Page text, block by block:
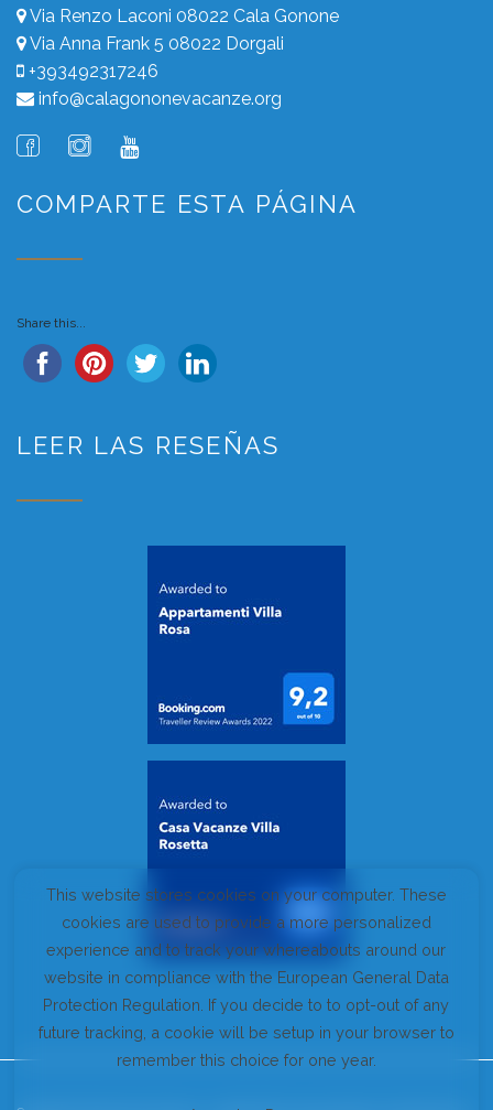
Via Renzo Laconi 08022 Cala Gonone
Via Anna Frank 5 08022 Dorgali
+393492317246
info@calagononevacanze.org
COMPARTE ESTA PÁGINA
Share this...
LEER LAS RESEÑAS
This website stores cookies on your computer. These
cookies are used to provide a more personalized
experience and to track your whereabouts around our
website in compliance with the European General Data
Protection Regulation. If you decide to to opt-out of any
future tracking, a cookie will be setup in your browser to
remember this choice for one year.